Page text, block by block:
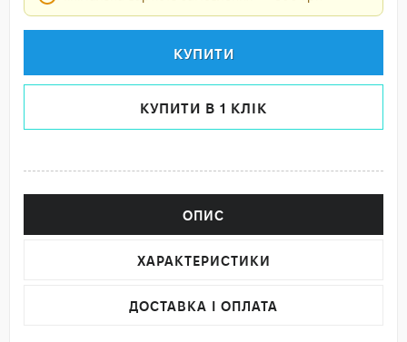
КУПИТИ
КУПИТИ В 1 КЛІК
ОПИС
ХАРАКТЕРИСТИКИ
ДОСТАВКА І ОПЛАТА